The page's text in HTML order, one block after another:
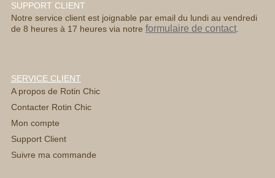
SUPPORT CLIENT
Notre service client est joignable par email du lundi au vendredi
de 8 heures à 17 heures via notre formulaire de contact.
SERVICE CLIENT
A propos de Rotin Chic
Contacter Rotin Chic
Mon compte
Support Client
Suivre ma commande